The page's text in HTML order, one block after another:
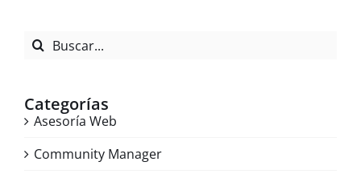
Buscar:
Categorías
Asesoría Web
Community Manager